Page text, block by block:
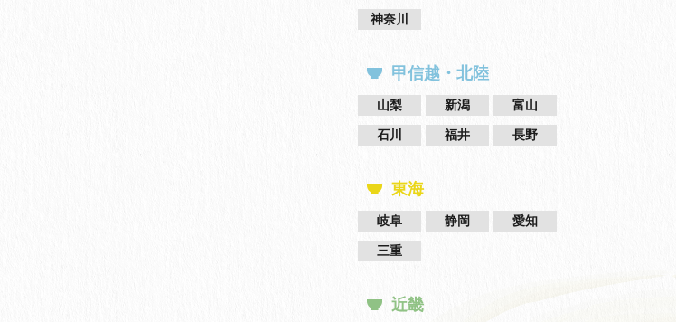
神奈川
甲信越・北陸
山梨 新潟 富山
石川 福井 長野
東海
岐阜 静岡 愛知
三重
近畿